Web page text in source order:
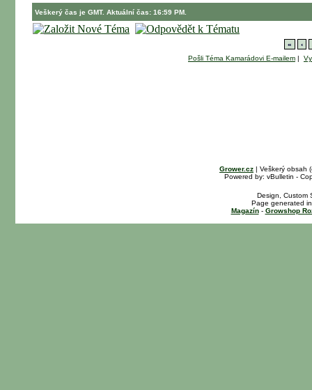
Veškerý čas je GMT. Aktuální čas: 16:59 PM.
« ‹
Pošli Téma Kamarádovi E-mailem |
Grower.cz | Veškerý obsah
Powered by: vBulletin -
Design, Custom
Page generated
Magazín- Growshop